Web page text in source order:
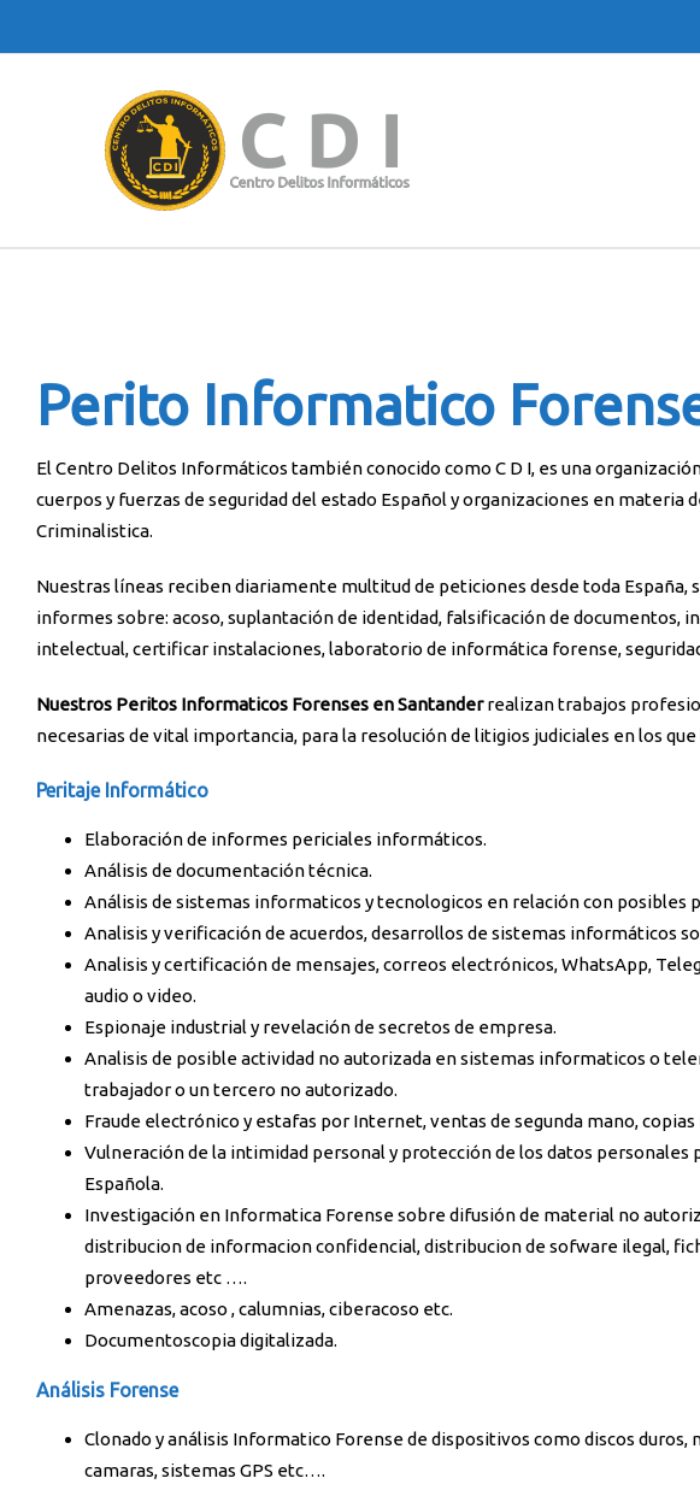
Perito Informatico
El Centro Delitos Informáticos también conocido como C D I, es una
cuerpos y fuerzas de seguridad del estado Español y organizaciones en materia
Criminalistica.
Nuestras líneas reciben diariamente multitud de peticiones desde toda
informes sobre: acoso, suplantación de identidad, falsificación de documentos,
intelectual, certificar instalaciones, laboratorio de informática forense,
Nuestros Peritos Informaticos Forenses en Santanderrealizan trabajos
necesarias de vital importancia, para la resolución de litigios judiciales en los
Peritaje Informático
Elaboración de informes periciales informáticos.
Análisis de documentación técnica.
Análisis de sistemas informaticos y tecnologicos en relación con posibles
Analisis y verificación de acuerdos, desarrollos de sistemas informáticos
Analisis y certificación de mensajes, correos electrónicos, WhatsApp,
audio o video.
Espionaje industrial y revelación de secretos de empresa.
Analisis de posible actividad no autorizada en sistemas informaticos o
trabajador o un tercero no autorizado.
Fraude electrónico y estafas por Internet, ventas de segunda mano,
Vulneración de la intimidad personal y protección de los datos personales
Española.
Investigación en Informatica Forense sobre difusión de material no
distribucion de informacion confidencial, distribucion de sofware ilegal,
proveedores etc ….
Amenazas, acoso , calumnias, ciberacoso etc.
Documentoscopia digitalizada.
Análisis Forense
Clonado y análisis Informatico Forense de dispositivos como discos
camaras, sistemas GPS etc….